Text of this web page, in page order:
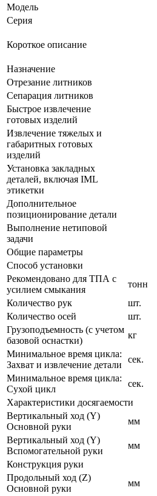
Модель
Серия
Короткое описание
Назначение
Отрезание литников
Сепарация литников
Быстрое извлечение
готовых изделий
Извлечение тяжелых и
габаритных готовых
изделий
Установка закладных
деталей, включая IML
этикетки
Дополнительное
позиционирование детали
Выполнение нетиповой
задачи
Общие параметры
Способ установки
Рекомендовано для ТПА с
усилием смыкания
тонн
Количество рук
шт.
Количество осей
шт.
Грузоподъемность (с учетом
базовой оснастки)
кг
Минимальное время цикла:
Захват и извлечение детали
сек.
Минимальное время цикла:
Сухой цикл
сек.
Характеристики досягаемости
Вертикальный ход (Y)
Основной руки
мм
Вертикальный ход (Y)
Вспомогательной руки
мм
Конструкция руки
Продольный ход (Z)
Основной руки
мм